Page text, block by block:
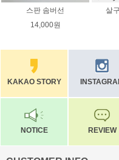
스판 솜버선
14,000원
살
KAKAO STORY
NOTICE REVIEW